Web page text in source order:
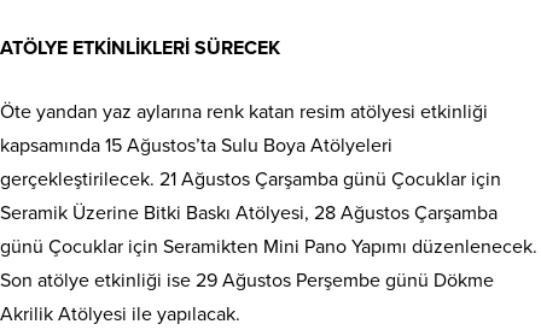
ATÖLYE ETKİNLİKLERİ SÜRECEK
Öte yandan yaz aylarına renk katan resim atölyesi etkinliği
kapsamında 15 Ağustos’ta Sulu Boya Atölyeleri
gerçekleştirilecek. 21 Ağustos Çarşamba günü Çocuklar için
Seramik Üzerine Bitki Baskı Atölyesi, 28 Ağustos Çarşamba
günü Çocuklar için Seramikten Mini Pano Yapımı düzenlenecek.
Son atölye etkinliği ise 29 Ağustos Perşembe günü Dökme
Akrilik Atölyesi ile yapılacak.